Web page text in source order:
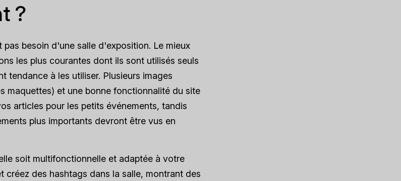
?
besoin d'une salle d'exposition. Le mieux
les plus courantes dont ils sont utilisés seuls
tendance à les utiliser. Plusieurs images
maquettes) et une bonne fonctionnalité du site
articles pour les petits événements, tandis
plus importants devront être vus en
soit multifonctionnelle et adaptée à votre
des hashtags dans la salle, montrant des